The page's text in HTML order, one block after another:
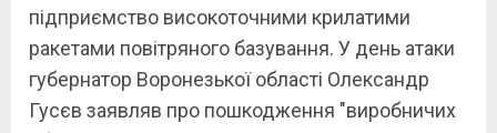
підприємство високоточними крилатими
ракетами повітряного базування. У день атаки
губернатор Воронезької області Олександр
Гусєв заявляв про пошкодження "виробничих